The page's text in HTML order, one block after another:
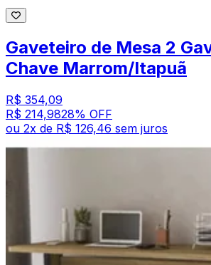
Gaveteiro de Mesa 2
Chave Marrom/Itapuã
R$ 354,09
R$ 214,9828% OFF
ou 2x de R$ 126,46 sem juros